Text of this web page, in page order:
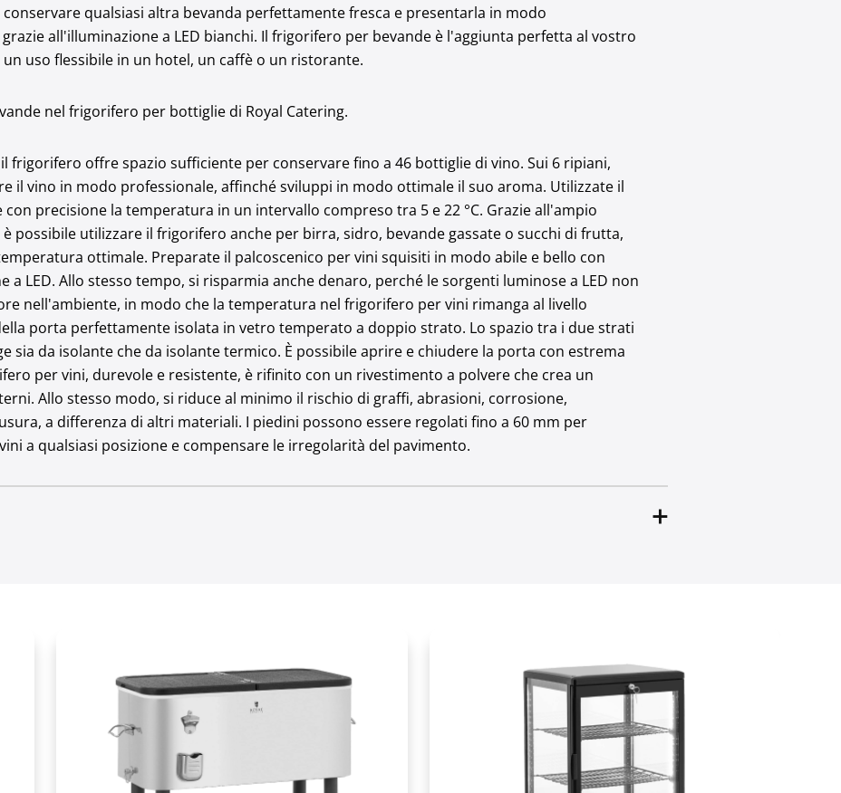
qualsiasi altra bevanda perfettamente fresca e presentarla in modo
all'illuminazione a LED bianchi. Il frigorifero per bevande è l'aggiunta perfetta al vostro
uso flessibile in un hotel, un caffè o un ristorante.
nel frigorifero per bottiglie di Royal Catering.
frigorifero offre spazio sufficiente per conservare fino a 46 bottiglie di vino. Sui 6 ripiani,
il vino in modo professionale, affinché sviluppi in modo ottimale il suo aroma. Utilizzate il
con precisione la temperatura in un intervallo compreso tra 5 e 22 °C. Grazie all'ampio
possibile utilizzare il frigorifero anche per birra, sidro, bevande gassate o succhi di frutta,
ottimale. Preparate il palcoscenico per vini squisiti in modo abile e bello con
a LED. Allo stesso tempo, si risparmia anche denaro, perché le sorgenti luminose a LED non
nell'ambiente, in modo che la temperatura nel frigorifero per vini rimanga al livello
porta perfettamente isolata in vetro temperato a doppio strato. Lo spazio tra i due strati
sia da isolante che da isolante termico. È possibile aprire e chiudere la porta con estrema
per vini, durevole e resistente, è rifinito con un rivestimento a polvere che crea un
Allo stesso modo, si riduce al minimo il rischio di graffi, abrasioni, corrosione,
a differenza di altri materiali. I piedini possono essere regolati fino a 60 mm per
a qualsiasi posizione e compensare le irregolarità del pavimento.
annuo) [kWh]
148
135
Nero
Argento metallizzato